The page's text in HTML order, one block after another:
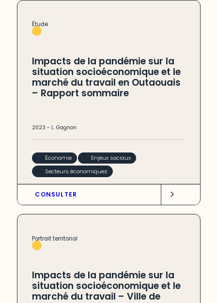
Étude
Impacts de la pandémie sur la
situation socioéconomique et le
marché du travail en Outaouais
– Rapport sommaire
2023- L. Gagnon
Économie
Enjeux sociaux
Secteurs économiques
CONSULTER
Portrait territorial
Impacts de la pandémie sur la
situation socioéconomique et le
marché du travail – Ville de